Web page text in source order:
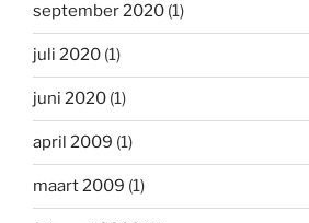
september 2020 (1)
juli 2020 (1)
juni 2020 (1)
april 2009 (1)
maart 2009 (1)